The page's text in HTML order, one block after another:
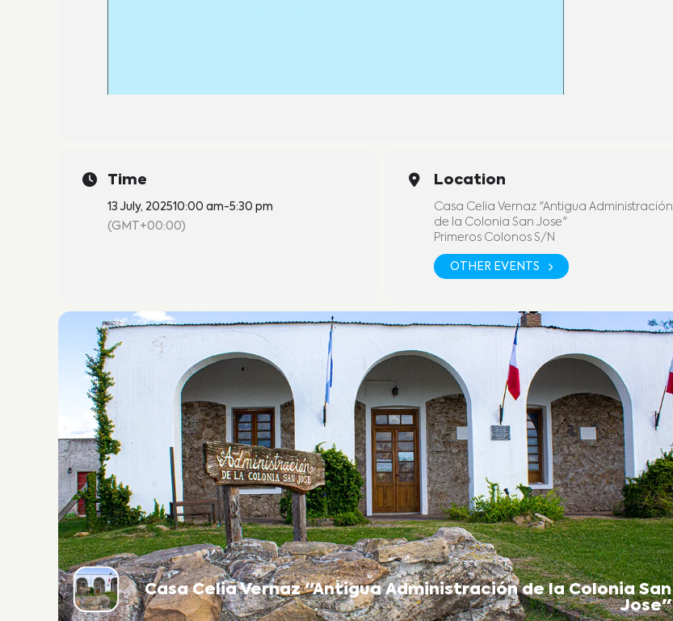
Time
13 July, 202510:00 am-5:30 pm
(GMT+00:00)
Location
Casa Celia Vernaz "Antigua Administración
de la Colonia San Jose"
Primeros Colonos S/N
OTHER EVENTS
Casa Celia Vernaz "Antigua Administración de la Colonia San
Jose"